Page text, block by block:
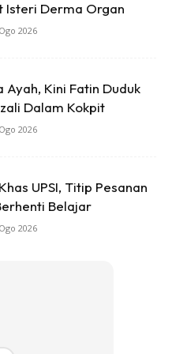
Isteri Derma Organ
2026
Ayah, Kini Fatin Duduk
Dalam Kokpit
2026
UPSI, Titip Pesanan
Belajar
2026